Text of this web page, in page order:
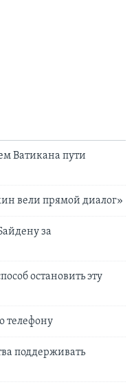
Ватикана пути
вели прямой диалог»
за
остановить эту
телефону
поддерживать